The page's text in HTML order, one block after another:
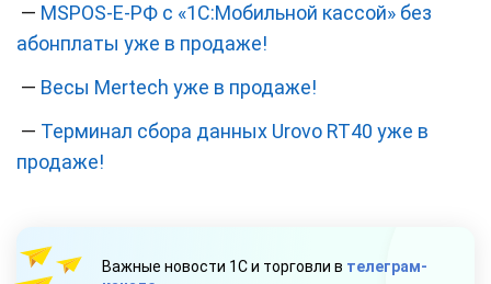
— MSPOS-Е-РФ с «1C:Мобильной кассой» без
абонплаты уже в продаже!
— Весы Mertech уже в продаже!
— Терминал сбора данных Urovo RT40 уже в
продаже!
Важные новости 1С и торговли в телеграм-